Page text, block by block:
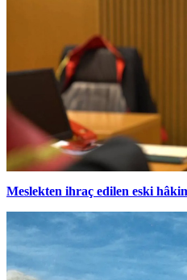
Meslekten ihraç edilen eski